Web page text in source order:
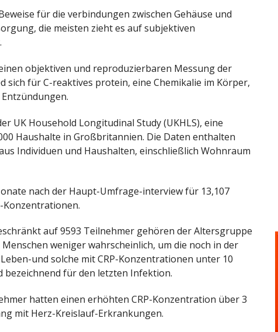
für die verbindungen zwischen Gehäuse und
die meisten zieht es auf subjektiven
objektiven und reproduzierbaren Messung der
sich für C-reaktives protein, eine Chemikalie im Körper,
UK Household Longitudinal Study (UKHLS), eine
Haushalte in Großbritannien. Die Daten enthalten
Individuen und Haushalten, einschließlich Wohnraum
nach der Haupt-Umfrage-interview für 13,107
Konzentrationen.
auf 9593 Teilnehmer gehören der Altersgruppe
weniger wahrscheinlich, um die noch in der
und solche mit CRP-Konzentrationen unter 10
bezeichnend für den letzten Infektion.
hatten einen erhöhten CRP-Konzentration über 3
mit Herz-Kreislauf-Erkrankungen.